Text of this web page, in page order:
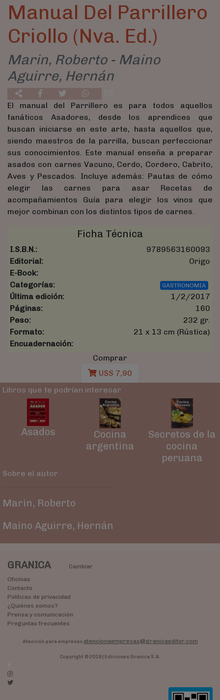
Manual Del Parrillero
Criollo (Nva. Ed.)
Marin, Roberto - Maino
Aguirre, Hernán
El manual del Parrillero es para todos aquellos
fanáticos Asadores, desde los aprendices que
buscan iniciarse en este arte, hasta aquellos que,
siendo maestros de la parrilla, buscan perfeccionar
sus conocimientos. Este manual enseña a preparar
asados con carnes Vacuno, Cerdo, Cordero, Cabrito,
Aves y Pescados. Incluye además: Pautas de cómo
elegir las carnes para asar Recetas de
acompañamientos Guía para elegir los vinos que
mejor combinan con los distintos tipos de carnes.
Ficha Técnica
I.S.B.N.:
9789563160093
Editorial:
Origo
E-Book:
Categorías:
GASTRONOMIA
Última edición:
1/2/2017
Páginas:
160
Peso:
232 gr.
Formato:
21 x 13 cm (Rústica)
Encuadernación:
Comprar
U$S 7,90
Libros que te podrían interesar
Asados
Cocina
argentina
Secretos de la
cocina
peruana
Sobre el autor
Marin, Roberto
Maino Aguirre, Hernán
GRANICA
Cambiar
Oficinas
Contacto
Políticas de privacidad
¿Quiénes somos?
Prensa y comunicación
Preguntas frecuentes
Atención para empresas atencionaempresas@granicaeditor.com
Copyright © 2019 | Ediciones Granica S.A.